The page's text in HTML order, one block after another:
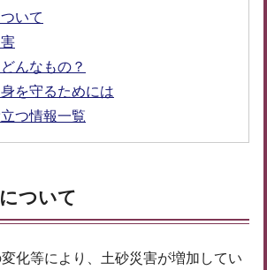
いて
んなもの？
を守るためには
つ情報一覧
ついて
化等により、土砂災害が増加してい